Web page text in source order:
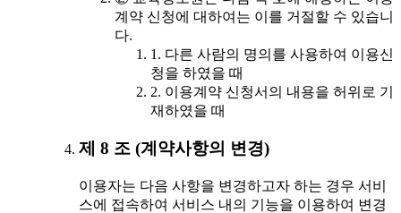
계약 신청에 대하여는 이를 거절할 수 있습니
다.
1. 다른 사람의 명의를 사용하여 이용신
청을 하였을 때
2. 이용계약 신청서의 내용을 허위로 기
재하였을 때
제 8 조 (계약사항의 변경)
이용자는 다음 사항을 변경하고자 하는 경우 서비
스에 접속하여 서비스 내의 기능을 이용하여 변경